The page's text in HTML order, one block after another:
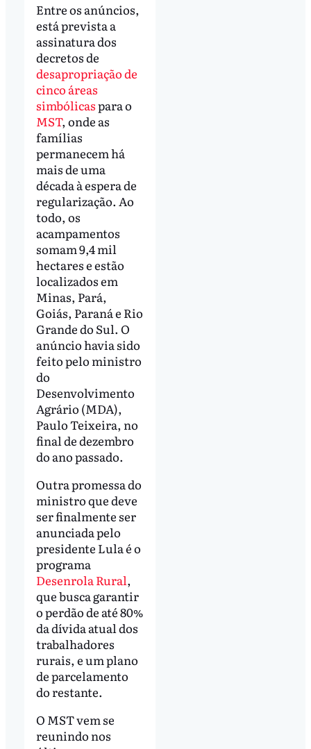
Entre os anúncios,
está prevista a
assinatura dos
decretos de
desapropriação de
cinco áreas
simbólicaspara o
MST, onde as
famílias
permanecem há
mais de uma
década à espera de
regularização. Ao
todo, os
acampamentos
somam 9,4 mil
hectares e estão
localizados em
Minas, Pará,
Goiás, Paraná e Rio
Grande do Sul. O
anúncio havia sido
feito pelo ministro
do
Desenvolvimento
Agrário (MDA),
Paulo Teixeira, no
final de dezembro
do ano passado.
Outra promessa do
ministro que deve
ser finalmente ser
anunciada pelo
presidente Lula é o
programa
Desenrola Rural,
que busca garantir
o perdão de até 80%
da dívida atual dos
trabalhadores
rurais, e um plano
de parcelamento
do restante.
O MST vem se
reunindo nos